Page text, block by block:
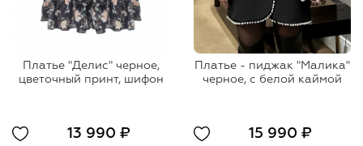
Платье "Делис" черное,
цветочный принт, шифон
13 990 ₽
Платье - пиджак "Малика"
черное, с белой каймой
15 990 ₽